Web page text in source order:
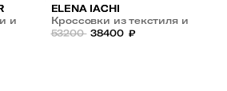
и
ELENA IACHI
Кроссовки из текстиля и
замши с рисунком
53200 38400 ₽